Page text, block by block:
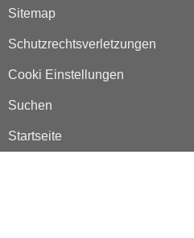
Sitemap
Schutzrechtsverletzungen
Cooki Einstellungen
Suchen
Startseite